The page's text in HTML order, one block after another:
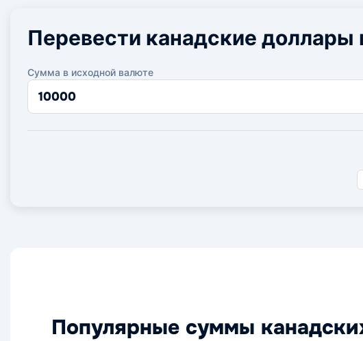
Перевести канадские доллары
Сумма в исходной валюте
Сумма
Популярные суммы